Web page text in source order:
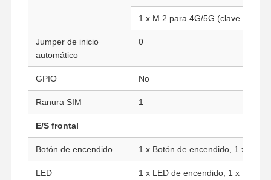
1 x M.2 para 4G/5G (clave B,
Jumper de inicio
automático
0
GPIO No
Ranura SIM 1
E/S frontal
Botón de encendido 1 x Botón de encendido, 1 x
LED 1 x LED de encendido, 1 x LED